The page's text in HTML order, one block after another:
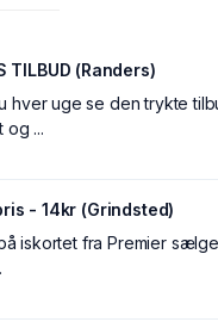
TILBUD (Randers)
hver uge se den trykte
og ...
- 14kr (Grindsted)
iskortet fra Premier